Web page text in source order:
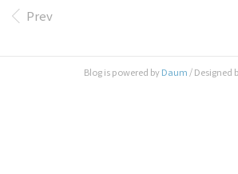
럴과 연산자)의 의미를 알고 있어야 하며, 10 +
라는..
추천해줬던 책이다. 처음 자바스크립트를 공부
명령을 수행하는 명령어를 컴퓨터에게 전달
Prev
Blog is powered by Daum / Designed